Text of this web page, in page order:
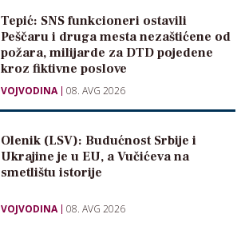
Tepić: SNS funkcioneri ostavili
Peščaru i druga mesta nezaštićene od
požara, milijarde za DTD pojedene
kroz fiktivne poslove
VOJVODINA 08. AVG 2026
Olenik (LSV): Budućnost Srbije i
Ukrajine je u EU, a Vučićeva na
smetlištu istorije
VOJVODINA 08. AVG 2026